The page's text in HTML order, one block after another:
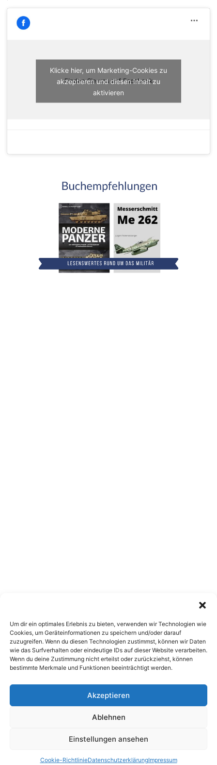
Um dir ein optimales Erlebnis zu bieten, verwenden wir Technologien wie
Cookies, um Geräteinformationen zu speichern und/oder darauf
zuzugreifen. Wenn du diesen Technologien zustimmst, können wir Daten
wie das Surfverhalten oder eindeutige IDs auf dieser Website verarbeiten.
Wenn du deine Zustimmung nicht erteilst oder zurückziehst, können
bestimmte Merkmale und Funktionen beeinträchtigt werden.
Akzeptieren
Ablehnen
Einstellungen ansehen
Cookie-RichtlinieDatenschutzerklärungImpressum
Finden Sie uns auf Facebook
Klicke hier, um Marketing-Cookies zu
akzeptieren und diesen Inhalt zu
aktivieren
Copyright 2026, All Rights Reserved